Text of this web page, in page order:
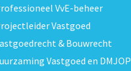
VvE-beheer
Vastgoed
& Bouwrecht
Vastgoed en DMJOP